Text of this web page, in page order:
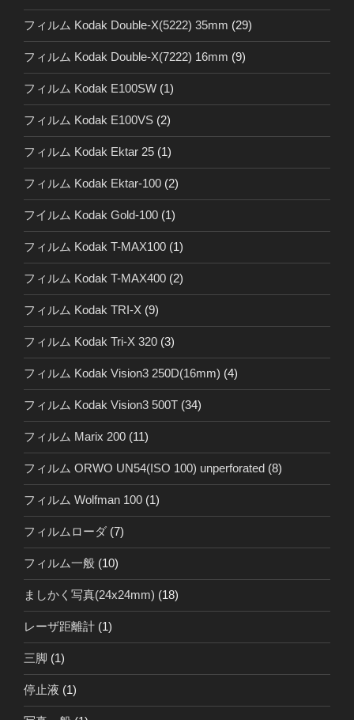
フィルム Kodak Double-X(5222) 35mm (29)
フィルム Kodak Double-X(7222) 16mm (9)
フィルム Kodak E100SW (1)
フィルム Kodak E100VS (2)
フィルム Kodak Ektar 25 (1)
フィルム Kodak Ektar-100 (2)
フイルム Kodak Gold-100 (1)
フィルム Kodak T-MAX100 (1)
フィルム Kodak T-MAX400 (2)
フィルム Kodak TRI-X (9)
フィルム Kodak Tri-X 320 (3)
フィルム Kodak Vision3 250D(16mm) (4)
フィルム Kodak Vision3 500T (34)
フィルム Marix 200 (11)
フィルム ORWO UN54(ISO 100) unperforated (8)
フィルム Wolfman 100 (1)
フィルムローダ (7)
フィルム一般 (10)
ましかく写真(24x24mm) (18)
レーザ距離計 (1)
三脚 (1)
停止液 (1)